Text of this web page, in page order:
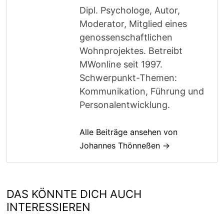
Dipl. Psychologe, Autor,
Moderator, Mitglied eines
genossenschaftlichen
Wohnprojektes. Betreibt
MWonline seit 1997.
Schwerpunkt-Themen:
Kommunikation, Führung und
Personalentwicklung.
Alle Beiträge ansehen von
Johannes Thönneßen →
DAS KÖNNTE DICH AUCH
INTERESSIEREN